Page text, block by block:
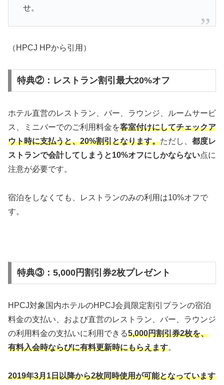
せ。
（HPCJ HPから引用）
特典②：レストラン割引最大20%オフ
ホテル直営のレストラン、バー、ラウンジ、ルームサービ
ス、ミニバーでのご利用料金を客室付けにしてチェックア
ウト時に支払うと、20%割引となります。ただし、 都度レ
ストランで会計してしまうと10%オフにしかならない点に
注意が必要です。
宿泊をしなくても、レストランのみの利用は10%オフで
す。
特典③：5,000円割引券2枚プレゼント
HPCJ対象国内ホテルのHPCJ会員限定割引プランの宿泊
料金の支払い、および直営のレストラン、バー、ラウンジ
の利用料金の支払いに利用できる5,000円割引券2枚を、
有料入会時ならびに有料更新時にもらえます。
2019年3月1日以降から2枚同時使用が可能となっています